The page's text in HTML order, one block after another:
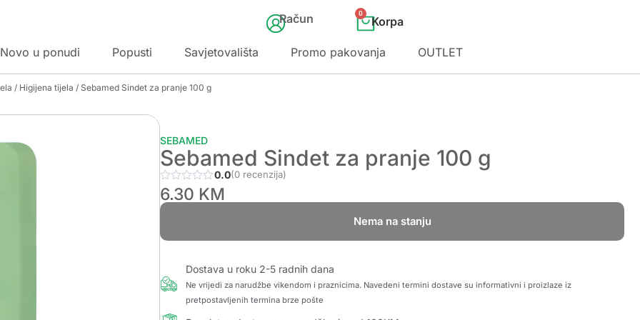
Račun 0
Novo u ponudi Popusti Savjetovališta Promo pakovanja OUTLET
/ Higijena tijela / Sebamed Sindet za pranje 100 g
SEBAMED
Sebamed Sindet za pranje 100 g
0.0(0 recenzija)
6.30 KM
Nema na stanju
Dostava u roku 2-5 radnih dana
Ne vrijedi za narudžbe vikendom i praznicima. Navedeni termini dostave su informativni i proizlaze iz
pretpostavljenih termina brze pošte